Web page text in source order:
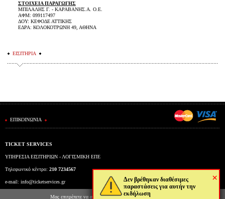
×
Δεν βρέθηκαν διαθέσιμες
παραστάσεις για αυτήν την
εκδήλωση
ΣΤΟΙΧΕΙΑ ΠΑΡΑΓΩΓΗΣ
ΜΠΙΛΑΛΗΣ Γ. - ΚΑΡΑΒΑΝΗΣ.Α. Ο.Ε.
ΑΦΜ: 099117497
ΔΟΥ: ΚΕΦΟΔΕ ΑΤΤΙΚΗΣ
ΕΔΡΑ: ΚΟΛΟΚΟΤΡΩΝΗ 49, ΑΘΗΝΑ
ΕΙΣΙΤΗΡΙΑ
ΕΠΙΚΟΙΝΩΝΙΑ
TICKET SERVICES
ΥΠΗΡΕΣΙΑ ΕΙΣΙΤΗΡΙΩΝ - ΛΟΓΙΣΜΙΚΗ ΕΠΕ
Τηλεφωνικό κέντρο: 210 7234567
e-mail: info@ticketservices.gr
Εκδοτήριο: Πανεπιστημίου 39 (Στοά Πεσμαζόγλου), Αθήνα
Μας επιτρέπετε να αποθηκεύουμε στον φυλλομετρητή σας